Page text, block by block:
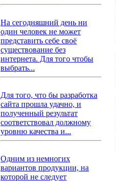
На сегодняшний день ни
один человек не может
представить себе своё
существование без
интернета. Для того чтобы
выбрать...
Для того, что бы разработка
сайта прошла удачно, и
полученный результат
соответствовал должному
уровню качества и...
Одним из немногих
вариантов продукции, на
которой не следует